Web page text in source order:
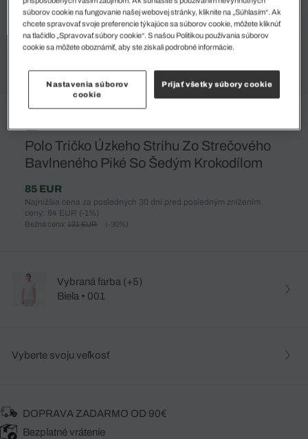
Polo Tričko Úzkeho Strihu Zo Strečového
Bavlneného Piké So Šedým Krokodílom
85 EUR
Najnižšia cena za posledných 30 dní pred posledným znížením
ceny: 84 EUR (-1%)
Bežná cena: 121 EUR (-30%)
Vybraná farba (+5)
Biela • 001
Vyberte svoju veľkosť
DOPRAVA ZADARMO OD 90€
Bezplatné vrátenie
súborov cookie na fungovanie našej webovej stránky, kliknite na „Súhlasím“. Ak
chcete spravovať svoje preferencie týkajúce sa súborov cookie, môžete kliknúť
na tlačidlo „Spravovať súbory cookie“. S našou Politikou používania súborov
cookie sa môžete oboznámiť, aby ste získali podrobné informácie.
Nastavenia súborov
cookie
Prijať všetky súbory cookie